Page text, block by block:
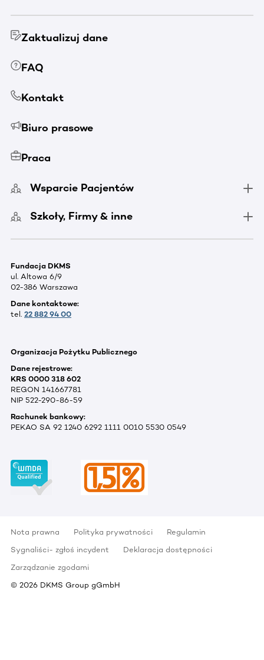
Zaktualizuj dane
FAQ
Kontakt
Biuro prasowe
Praca
Wsparcie Pacjentów
Szkoły, Firmy & inne
Fundacja DKMS
ul. Altowa 6/9
02-386 Warszawa
Dane kontaktowe:
tel. 22 882 94 00
Organizacja Pożytku Publicznego
Dane rejestrowe:
KRS 0000 318 602
REGON 141667781
NIP 522-290-86-59
Rachunek bankowy:
PEKAO SA 92 1240 6292 1111 0010 5530 0549
Nota prawna Polityka prywatności
Regulamin
Sygnaliści- zgłoś incydent
Deklaracja dostępności
Zarządzanie zgodami
© 2026 DKMS Group gGmbH